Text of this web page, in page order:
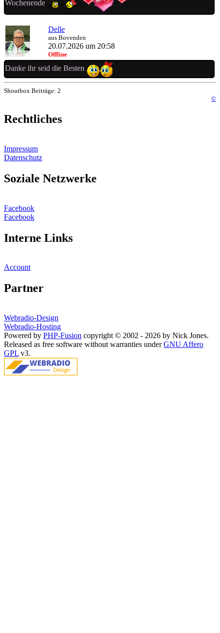
Wochenende
Delle
aus Bovenden
20.07.2026 um 20:58
Offline
Danke ihr seid die Besten
Shoutbox Beiträge: 2
©
Rechtliches
Impressum
Datenschutz
Soziale Netzwerke
Facebook
Facebook
Interne Links
Account
Partner
Webradio-Design
Webradio-Hosting
Powered by PHP-Fusion copyright © 2002 - 2026 by Nick Jones.
Released as free software without warranties underGNU Affero
GPL v3.